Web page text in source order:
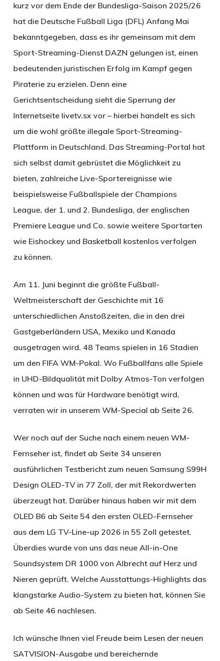
kurz vor dem Ende der Bundesliga-Saison 2025/26
hat die Deutsche Fußball Liga (DFL) Anfang Mai
bekanntgegeben, dass es ihr gemeinsam mit dem
Sport-Streaming-Dienst DAZN gelungen ist, einen
bedeutenden juristischen Erfolg im Kampf gegen
Piraterie zu erzielen. Denn eine
Gerichtsentscheidung sieht die Sperrung der
Internetseite livetv.sx vor – hierbei handelt es sich
um die wohl größte illegale Sport-Streaming-
Plattform in Deutschland. Das Streaming-Portal hat
sich selbst damit gebrüstet die Möglichkeit zu
bieten, zahlreiche Live-Sportereignisse wie
beispielsweise Fußballspiele der Champions
League, der 1. und 2. Bundesliga, der englischen
Premiere League und Co. sowie weitere Sportarten
wie Eishockey und Basketball kostenlos verfolgen
zu können.
Am 11. Juni beginnt die größte Fußball-
Weltmeisterschaft der Geschichte mit 16
unterschiedlichen Anstoßzeiten, die in den drei
Gastgeberländern USA, Mexiko und Kanada
ausgetragen wird. 48 Teams spielen in 16 Stadien
um den FIFA WM-Pokal. Wo Fußballfans alle Spiele
in UHD-Bildqualität mit Dolby Atmos-Ton verfolgen
können und was für Hardware benötigt wird,
verraten wir in unserem WM-Special ab Seite 26.
Wer noch auf der Suche nach einem neuen WM-
Fernseher ist, findet ab Seite 34 unseren
ausführlichen Testbericht zum neuen Samsung S99H
Design OLED-TV in 77 Zoll, der mit Rekordwerten
überzeugt hat. Darüber hinaus haben wir mit dem
OLED B6 ab Seite 54 den ersten OLED-Fernseher
aus dem LG TV-Line-up 2026 in 55 Zoll getestet.
Überdies wurde von uns das neue All-in-One
Soundsystem DR 1000 von Albrecht auf Herz und
Nieren geprüft. Welche Ausstattungs-Highlights das
klangstarke Audio-System zu bieten hat, können Sie
ab Seite 46 nachlesen.
Ich wünsche Ihnen viel Freude beim Lesen der neuen
SATVISION-Ausgabe und bereichernde